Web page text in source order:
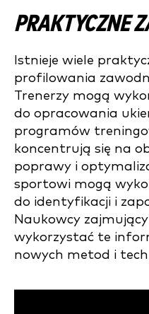
PRAKTYCZNE
Istnieje wiele
profilowania
Trenerzy mogą
do opracowania
programów
koncentrują się na
poprawy i
sportowi mogą
do identyfikacji i
Naukowcy
wykorzystać te
nowych metod i